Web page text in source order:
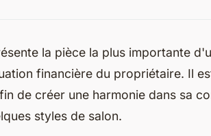
la pièce la plus importante
financière du propriétaire. Il
de créer une harmonie dans sa
styles de salon.